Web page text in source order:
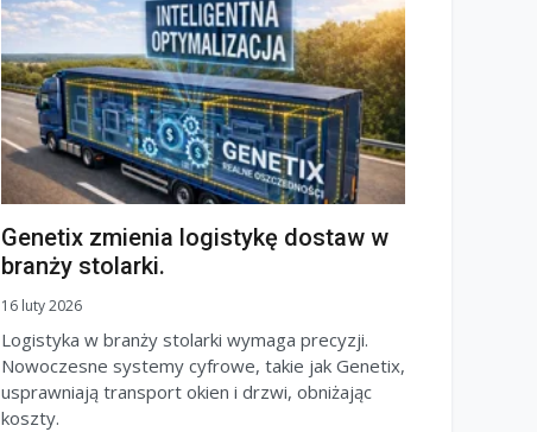
Genetix zmienia logistykę dostaw w
branży stolarki.
16 luty 2026
Logistyka w branży stolarki wymaga precyzji.
Nowoczesne systemy cyfrowe, takie jak Genetix,
usprawniają transport okien i drzwi, obniżając
koszty.